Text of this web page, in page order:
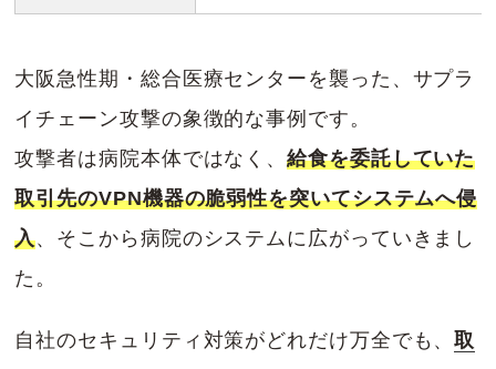
大阪急性期・総合医療センターを襲った、サプラ
イチェーン攻撃の象徴的な事例です。
攻撃者は病院本体ではなく、給食を委託していた
取引先のVPN機器の脆弱性を突いてシステムへ侵
入、そこから病院のシステムに広がっていきまし
た。
自社のセキュリティ対策がどれだけ万全でも、取